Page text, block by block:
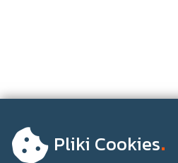
Pliki Cookies.